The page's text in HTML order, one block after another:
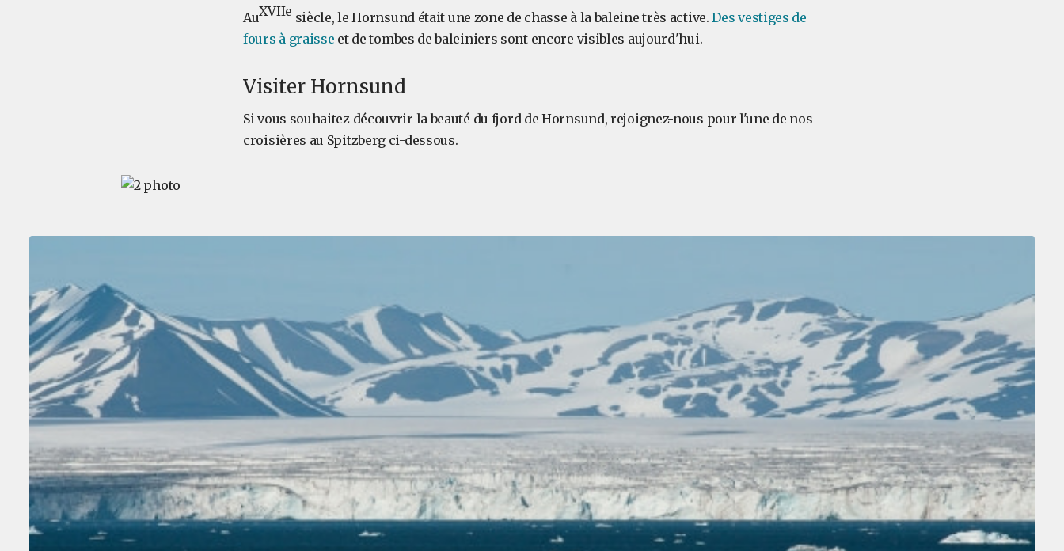
AuXVIIe siècle, le Hornsund était une zone de chasse à la baleine très active.Des vestiges de
fours à graisse et de tombes de baleiniers sont encore visibles aujourd'hui.
Visiter Hornsund
Si vous souhaitez découvrir la beauté du fjord de Hornsund, rejoignez-nous pour l'une de nos
croisières au Spitzberg ci-dessous.